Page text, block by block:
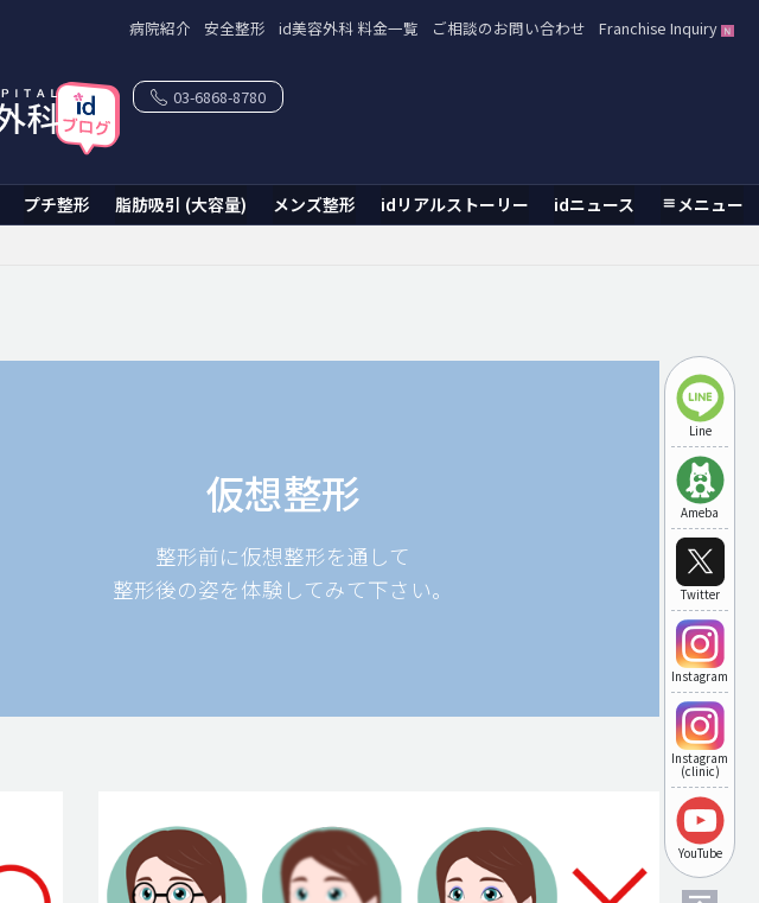
病院紹介 安全整形 id美容外科 料金一覧 ご相談のお問い合わせ Franchise Inquiry
プチ整形 脂肪吸引 (大容量) メンズ整形 idリアルストーリー idニュース メニュー
03-6868-8780
Line
Ameba
Twitter
Instagram
Instagram
(clinic)
YouTube
仮想整形
整形前に仮想整形を通して
整形後の姿を体験してみて下さい。